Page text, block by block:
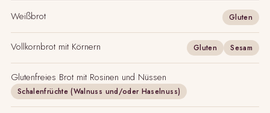
Weißbrot Gluten
Vollkornbrot mit Körnern Gluten Sesam
Glutenfreies Brot mit Rosinen und Nüssen
Schalenfrüchte (Walnuss und/oder Haselnuss)